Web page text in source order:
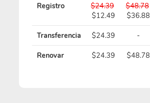
Registro
$24.39
$12.49
$48.78
$36.88
Transferencia $24.39 -
Renovar $24.39 $48.78